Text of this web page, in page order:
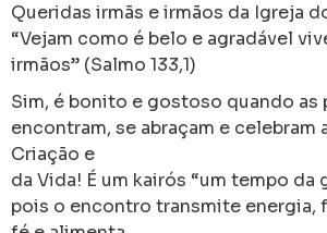
Queridas irmãs e irmãos da Igreja
“Vejam como é belo e agradável
irmãos” (Salmo 133,1)
Sim, é bonito e gostoso quando as
encontram, se abraçam e celebram
Criação e
da Vida! É um kairós “um tempo da
pois o encontro transmite energia,